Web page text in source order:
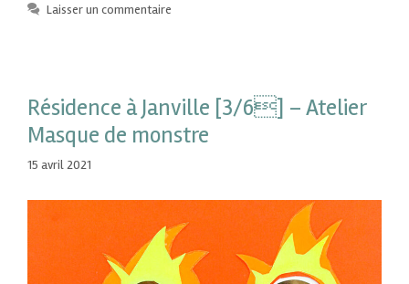
Laisser un commentaire
Résidence à Janville [3/6] – Atelier
Masque de monstre
15 avril 2021